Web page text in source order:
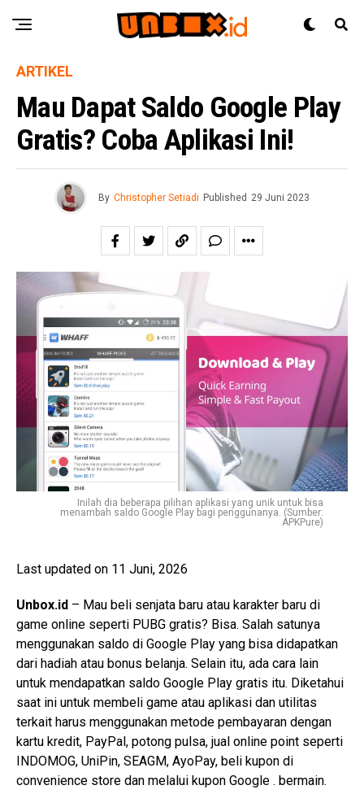
ARTIKEL
Mau Dapat Saldo Google Play
Gratis? Coba Aplikasi Ini!
By Christopher Setiadi Published 29 Juni 2023
Inilah dia beberapa pilihan aplikasi yang unik untuk bisa
menambah saldo Google Play bagi penggunanya. (Sumber:
APKPure)
Last updated on 11 Juni, 2026
Unbox.id – Mau beli senjata baru atau karakter baru di
game online seperti PUBG gratis? Bisa. Salah satunya
menggunakan saldo di Google Play yang bisa didapatkan
dari hadiah atau bonus belanja. Selain itu, ada cara lain
untuk mendapatkan saldo Google Play gratis itu. Diketahui
saat ini untuk membeli game atau aplikasi dan utilitas
terkait harus menggunakan metode pembayaran dengan
kartu kredit, PayPal, potong pulsa, jual online point seperti
INDOMOG, UniPin, SEAGM, AyoPay, beli kupon di
convenience store dan melalui kupon Google . bermain.